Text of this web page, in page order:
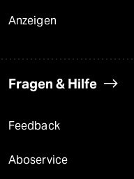
Anzeigen
Fragen & Hilfe
Feedback
Aboservice